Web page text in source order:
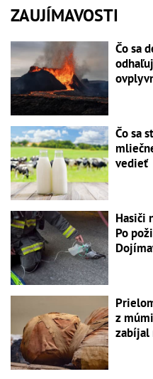
ZAUJÍMAVOSTI
Čo sa
Čo sa
vedieť
Hasiči
Po
z